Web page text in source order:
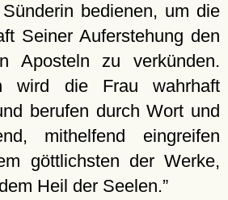
bedienen, um die
Seiner Auferstehung den
Aposteln zu verkünden.
wird die Frau wahrhaft
berufen durch Wort und
mithelfend eingreifen
göttlichsten der Werke,
Heil der Seelen.